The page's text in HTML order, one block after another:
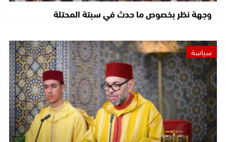
وجهة نظر بخصوص ما حدث في سبتة المحتلة
سياسة